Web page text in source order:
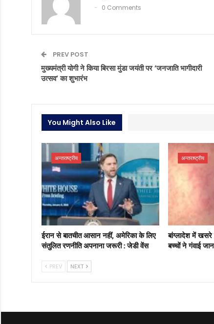
0 Comments
PREV POST
मुख्यमंत्री योगी ने किया बिरसा मुंडा जयंती पर ‘जनजाति भागीदारी
उत्सव’ का शुभारंभ
You Might Also Like
अन्तराष्ट्रीय
ईरान से बातचीत आसान नहीं, अमेरिका के लिए
संतुलित रणनीति अपनाना जरूरी : जेडी वेंस
अन्तराष्ट्रीय
बांग्लादेश में खसरे
बच्चों ने गंवाई
PREV NEXT